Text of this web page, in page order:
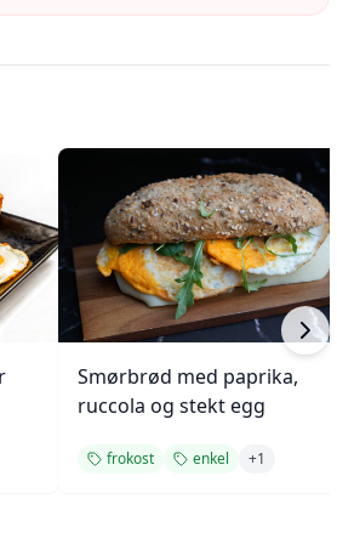
Smørbrød med paprika,
ruccola og stekt egg
frokost enkel +1